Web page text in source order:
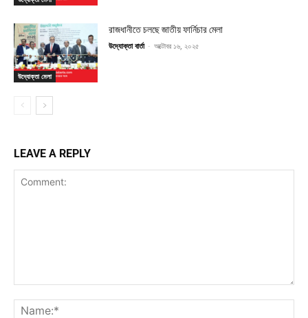
উদ্যোক্তা মেলা
রাজধানীতে চলছে জাতীয় ফার্নিচার মেলা
উদ্যোক্তা বার্তা - অক্টোবর ১৬, ২০২৫
LEAVE A REPLY